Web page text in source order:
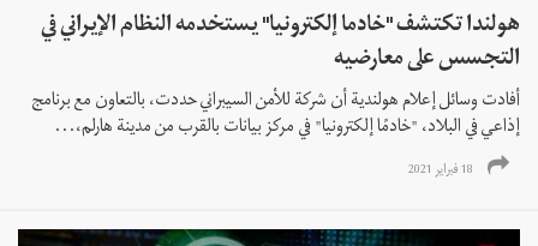
هولندا تكتشف "خادما إلكترونيا" يستخدمه النظام الإيراني في
التجسس على معارضيه
أفادت وسائل إعلام هولندية أن شركة للأمن السيبراني حددت، بالتعاون مع برنامج
إذاعي في البلاد، "خادمًا إلكترونيا" في مركز بيانات بالقرب من مدينة هارلم،...
18 فبراير 2021